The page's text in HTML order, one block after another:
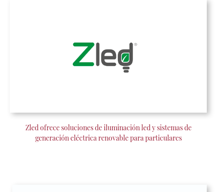
Zledofrece soluciones de iluminación led y sistemas de
generación eléctrica renovable para particulares